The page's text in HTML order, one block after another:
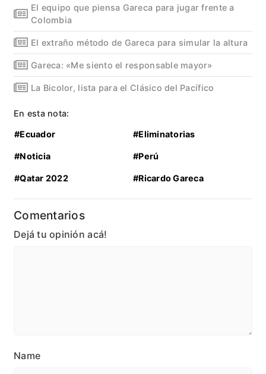
El equipo que piensa Gareca para jugar frente a
Colombia
El extraño método de Gareca para simular la altura
Gareca: «Me siento el responsable mayor»
La Bicolor, lista para el Clásico del Pacífico
En esta nota:
#Ecuador #Eliminatorias
#Noticia #Perú
#Qatar 2022 #Ricardo Gareca
Comentarios
Dejá tu opinión acá!
Name